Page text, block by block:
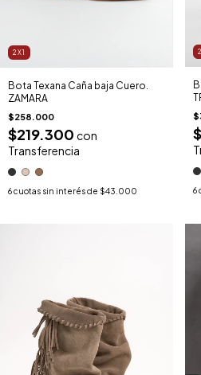
2X1
Bota Texana Caña baja Cuero.
ZAMARA
$258.000
$219.300 con
Transferencia
6cuotas sin interés de $43.000
6